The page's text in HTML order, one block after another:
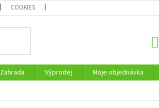
COOKIES
Zahrada Výprodej Moje objednávka